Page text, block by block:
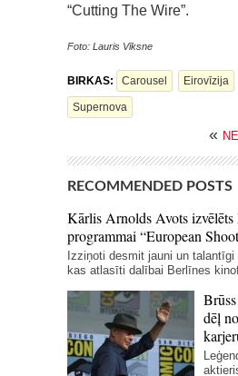
“Cutting The Wire”.
Foto: Lauris Vīksne
BIRKAS: Carousel Eirovīzija
Supernova
«
RECOMMENDED POSTS
Kārlis Arnolds Avots izvēlēts
programmai “European
Izziņoti desmit jauni un
kas atlasīti dalībai Berlīnes
dēļ